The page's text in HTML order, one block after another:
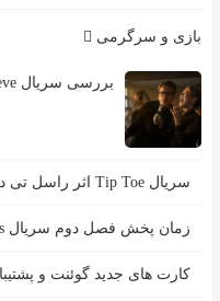
بازی و سرگرمی
بررسی سریال Alice and Steve در Hulu با بازی نیکولا واکر
سریال Tip Toe اثر راسل تی دیویس در شبکه Channel 4
زمان پخش فصل دوم سریال The Testaments و جزئیات داستان
کارت های جدید گوئنت و